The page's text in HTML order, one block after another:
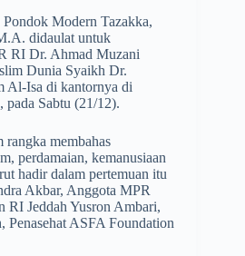
Modern Tazakka,
didaulat untuk
RI Dr. Ahmad Muzani
Dunia Syaikh Dr.
Al-Isa di kantornya di
Sabtu (21/12).
rangka membahas
perdamaian, kemanusiaan
hadir dalam pertemuan itu
Akbar, Anggota MPR
Jeddah Yusron Ambari,
Penasehat ASFA Foundation